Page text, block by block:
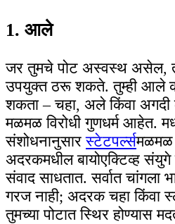
1. आले
जर तुमचे पोट अस्वस्थ असेल,
उपयुक्त ठरू शकते. तुम्ही आले
शकता – चहा, अले किंवा अगदी
मळमळ विरोधी गुणधर्म आहेत.
संशोधनानुसारस्टेटपर्ल्समळमळ
अदरकमधील बायोएक्टिव्ह
संवाद साधतात. सर्वात चांगला
गरज नाही; अदरक चहा किंवा
तुमच्या पोटात स्थिर होण्यास